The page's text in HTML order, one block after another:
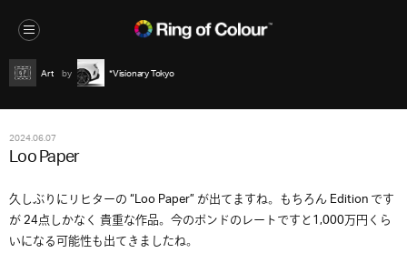
Art *Visionary Tokyo
2024.06.07
Loo Paper
久しぶりにリヒターの “Loo Paper” が出てますね。もちろん Edition です
が 24点しかなく 貴重な作品。今のポンドのレートですと1,000万円くら
いになる可能性も出てきましたね。